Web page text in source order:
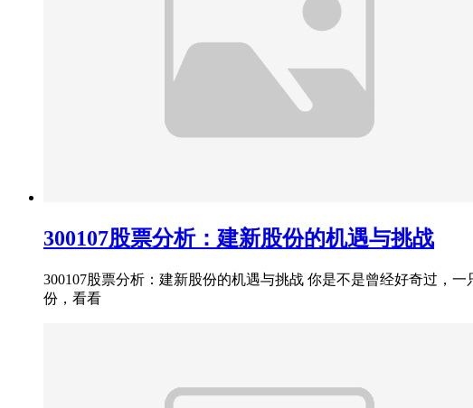
300107股票分析：建新股份的机遇与挑战
300107股票分析：建新股份的机遇与挑战 你是不是曾经好奇过，
份，看看